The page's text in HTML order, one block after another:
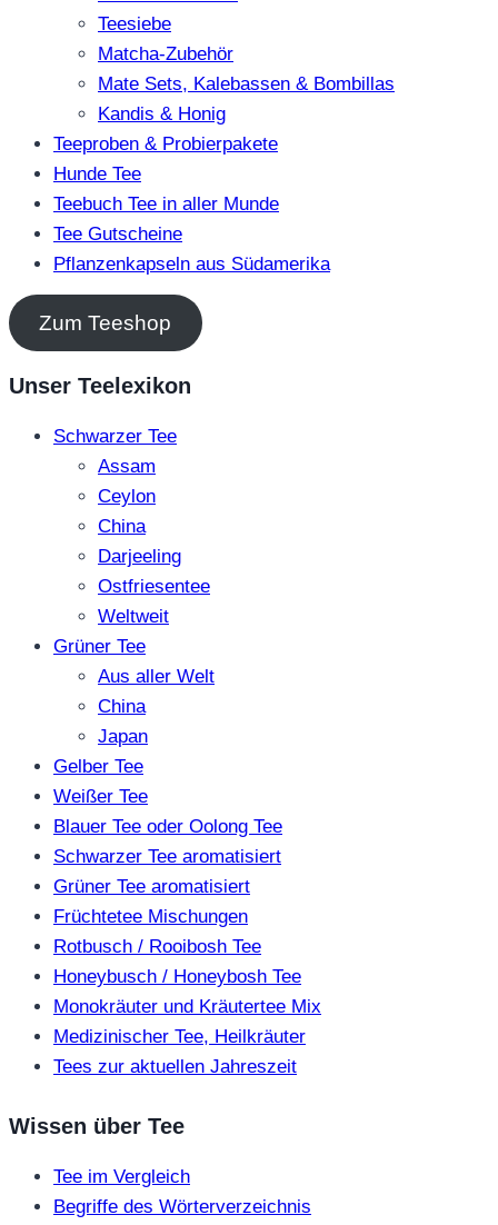
Teesiebe
Matcha-Zubehör
Mate Sets, Kalebassen & Bombillas
Kandis & Honig
Teeproben & Probierpakete
Hunde Tee
Teebuch Tee in aller Munde
Tee Gutscheine
Pflanzenkapseln aus Südamerika
Zum Teeshop
Unser Teelexikon
Schwarzer Tee
Assam
Ceylon
China
Darjeeling
Ostfriesentee
Weltweit
Grüner Tee
Aus aller Welt
China
Japan
Gelber Tee
Weißer Tee
Blauer Tee oder Oolong Tee
Schwarzer Tee aromatisiert
Grüner Tee aromatisiert
Früchtetee Mischungen
Rotbusch / Rooibosh Tee
Honeybusch / Honeybosh Tee
Monokräuter und Kräutertee Mix
Medizinischer Tee, Heilkräuter
Tees zur aktuellen Jahreszeit
Wissen über Tee
Tee im Vergleich
Begriffe des Wörterverzeichnis